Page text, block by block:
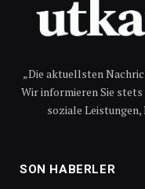
„Die aktuellsten
Wir informieren Sie
soziale Leistungen,
SON HABERLER